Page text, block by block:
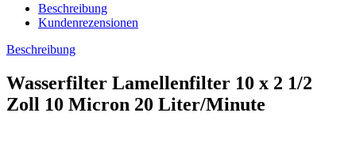
Beschreibung
Kundenrezensionen
Beschreibung
Wasserfilter Lamellenfilter 10 x 2 1/2
Zoll 10 Micron 20 Liter/Minute